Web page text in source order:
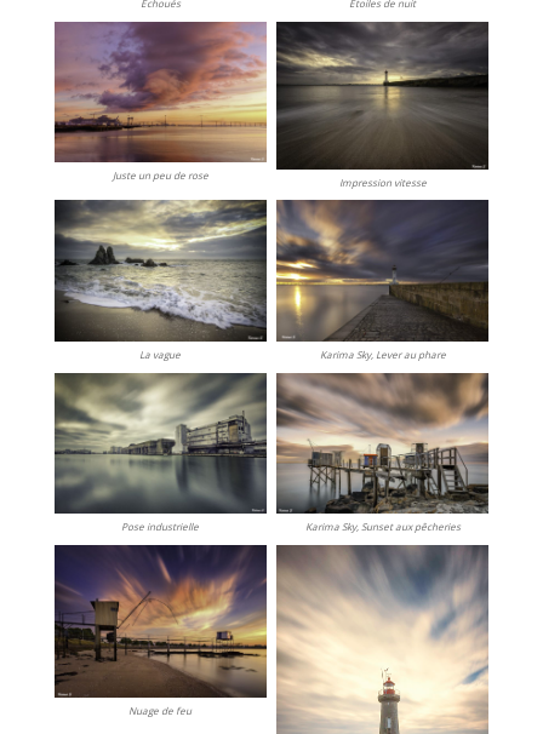
Echoués Etoiles de nuit
Juste un peu de rose Impression vitesse
La vague Karima Sky, Lever au phare
Pose industrielle Karima Sky, Sunset aux pêcheries
Nuage de feu